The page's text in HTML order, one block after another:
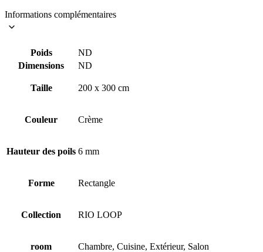
Informations complémentaires
Poids
ND
Dimensions
ND
Taille 200 x 300 cm
Couleur Crème
Hauteur des poils 6 mm
Forme Rectangle
Collection RIO LOOP
room Chambre, Cuisine, Extérieur, Salon